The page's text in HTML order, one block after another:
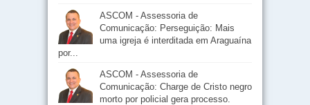
ASCOM - Assessoria de
Comunicação: Perseguição: Mais
uma igreja é interditada em Araguaína
por...
ASCOM - Assessoria de
Comunicação: Charge de Cristo negro
morto por policial gera processo.